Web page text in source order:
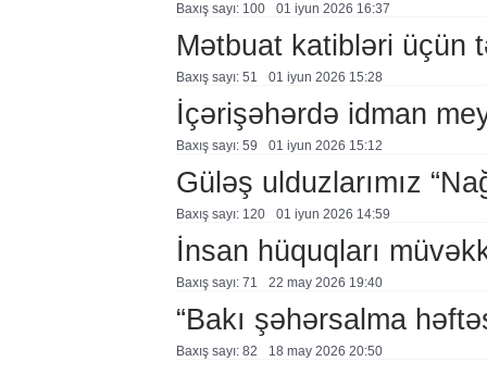
Baxış sayı: 100 01 i̇yun 2026 16:37
Mətbuat katibləri üçün
Baxış sayı: 51 01 i̇yun 2026 15:28
İçərişəhərdə idman
Baxış sayı: 59 01 i̇yun 2026 15:12
Güləş ulduzlarımız
Baxış sayı: 120 01 i̇yun 2026 14:59
İnsan hüquqları
Baxış sayı: 71 22 may 2026 19:40
“Bakı şəhərsalma
Baxış sayı: 82 18 may 2026 20:50